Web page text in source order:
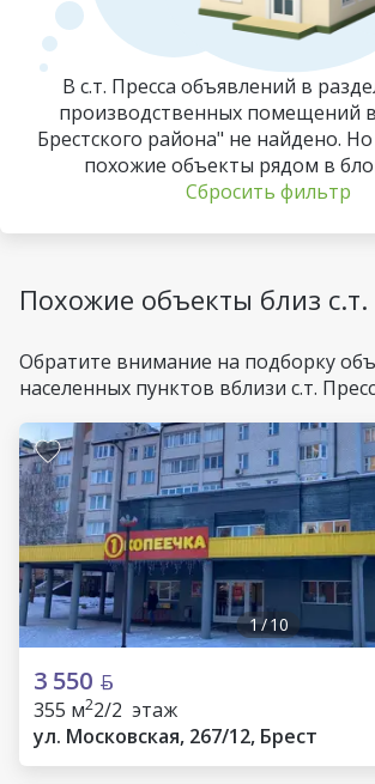
В с.т. Пресса объявлений в
производственных помещений в
Брестского района" не найдено.
похожие объекты рядом в
Сбросить фильтр
Похожие объекты близ с.т.
Обратите внимание на подборку
населенных пунктов вблизи с.т.
1/10
3 550
355 м22/2 этаж
ул. Московская, 267/12, Брест